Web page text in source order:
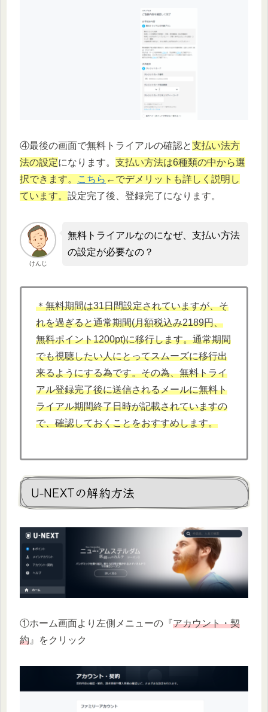
④最後の画面で無料トライアルの確認と支払い法方
法の設定になります。 支払い方法は6種類の中から選
択できます。
こちら ←でデメリットも詳しく説明し
ています。 設定完了後、登録完了になります。
けんじ
無料トライアルなのになぜ、支払い方法
の設定が必要なの？
＊無料期間は31日間設定されていますが、そ
れを過ぎると通常期間(月額税込み2189円、
無料ポイント1200pt)に移行します。通常期間
でも視聴したい人にとってスムーズに移行出
来るようにする為です。その為、無料トライ
アル登録完了後に送信されるメールに無料ト
ライアル期間終了日時が記載されていますの
で、確認しておくことをおすすめします。
U-NEXTの解約方法
①ホーム画面より左側メニューの『アカウント・契
約 』をクリック